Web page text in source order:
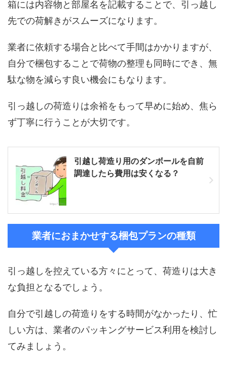
箱には内容物と部屋名を記載することで、引っ越し
先での荷解きがスムーズになります。
業者に依頼する場合と比べて手間はかかりますが、
自分で梱包することで荷物の整理も同時にでき、無
駄な物を減らす良い機会にもなります。
引っ越しの荷造りは余裕をもって早めに始め、焦ら
ず丁寧に行うことが大切です。
引越し荷造り用のダンボールを自前
調達したら費用は安くなる？
業者におまかせする梱包プランの種類
引っ越しを控えている方々にとって、荷造りは大き
な負担となるでしょう。
自分で引越しの荷造りをする時間がなかったり、忙
しい方は、業者のパッキングサービス利用を検討し
てみましょう。